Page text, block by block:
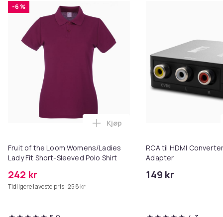
-6 %
Fruit of the Loom Womens/Ladies
Lady Fit Short-Sleeved Polo Shirt
242 kr
Tidligere laveste pris: 258 kr
Legg Fruit of the Loom
Kjøp
RCA til HDMI
Adapter
149 kr